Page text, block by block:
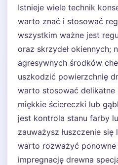
Istnieje wiele technik
warto znać i stosować
wszystkim ważne jest
oraz skrzydeł okiennych;
agresywnych środków
uszkodzić powierzchnię
warto stosować delikatne
miękkie ściereczki lub
jest kontrola stanu farby
zauważysz łuszczenie
warto rozważyć ponowne
impregnację drewna